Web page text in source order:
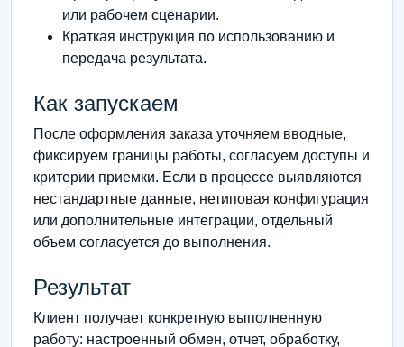
или рабочем сценарии.
Краткая инструкция по использованию и
передача результата.
Как запускаем
После оформления заказа уточняем вводные,
фиксируем границы работы, согласуем доступы и
критерии приемки. Если в процессе выявляются
нестандартные данные, нетиповая конфигурация
или дополнительные интеграции, отдельный
объем согласуется до выполнения.
Результат
Клиент получает конкретную выполненную
работу: настроенный обмен, отчет, обработку,